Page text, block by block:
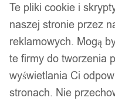
Walizka
kabinowa
zamek na
Te pliki cookie i
naszej stronie przez
reklamowych. Mogą
te firmy do tworzenia
wyświetlania Ci
stronach. Nie